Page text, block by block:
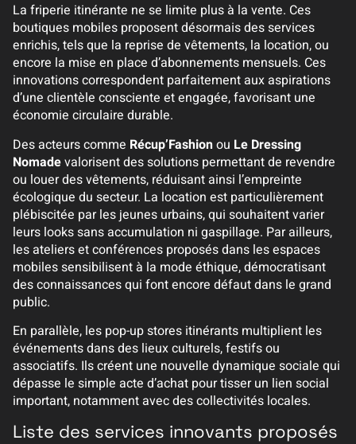
La friperie itinérante ne se limite plus à la vente. Ces
boutiques mobiles proposent désormais des services
enrichis, tels que la reprise de vêtements, la location, ou
encore la mise en place d’abonnements mensuels. Ces
innovations correspondent parfaitement aux aspirations
d’une clientèle consciente et engagée, favorisant une
économie circulaire durable.
Des acteurs comme Récup’Fashionou Le Dressing
Nomadevalorisent des solutions permettant de revendre
ou louer des vêtements, réduisant ainsi l’empreinte
écologique du secteur. La location est particulièrement
plébiscitée par les jeunes urbains, qui souhaitent varier
leurs looks sans accumulation ni gaspillage. Par ailleurs,
les ateliers et conférences proposés dans les espaces
mobiles sensibilisent à la mode éthique, démocratisant
des connaissances qui font encore défaut dans le grand
public.
En parallèle, les pop-up stores itinérants multiplient les
événements dans des lieux culturels, festifs ou
associatifs. Ils créent une nouvelle dynamique sociale qui
dépasse le simple acte d’achat pour tisser un lien social
important, notamment avec des collectivités locales.
Liste des services innovants proposés